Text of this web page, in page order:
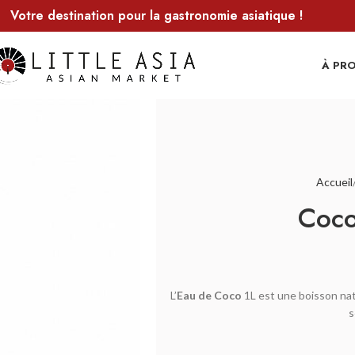
Votre destination pour la gastronomie asiatique !
À
Accueil
L’Eau de Coco 1L est une boisson